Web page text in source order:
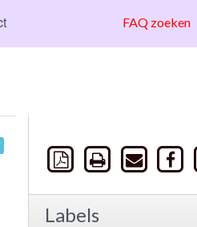
FAQ zoeken
Labels